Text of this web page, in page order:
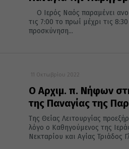
Ο Ιερός Ναός παραμένει
τις 7:00 το πρωί μέχρι τις
προσκύνηση...
11 Οκτωβρίου 2022
Ο Αρχιμ. π. Νήφων
της Παναγίας της
Της Θείας Λειτουργίας
λόγο ο Καθηγούμενος της
Νεκταρίου και Αγίας Τριάδος